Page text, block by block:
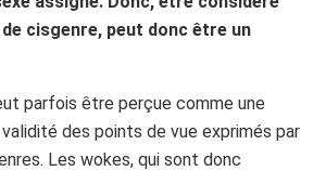
de cisgenre, peut donc être un
parfois être perçue comme une
des points de vue exprimés par
Les wokes, qui sont donc